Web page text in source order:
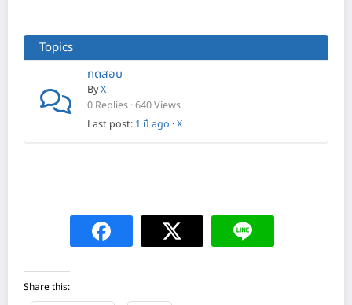
Topics
ทดสอบ
ByX
0 Replies · 640 Views
Last post: 1 ปี ago ·X
Share this: